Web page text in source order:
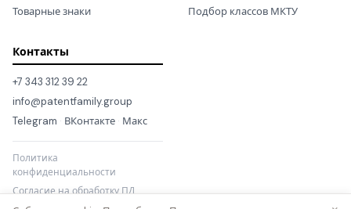
Товарные знаки
Подбор классов МКТУ
Контакты
+7 343 312 39 22
info@patentfamily.group
Telegram · ВКонтакте · Макс
Политика
конфиденциальности
Согласие на обработку ПД